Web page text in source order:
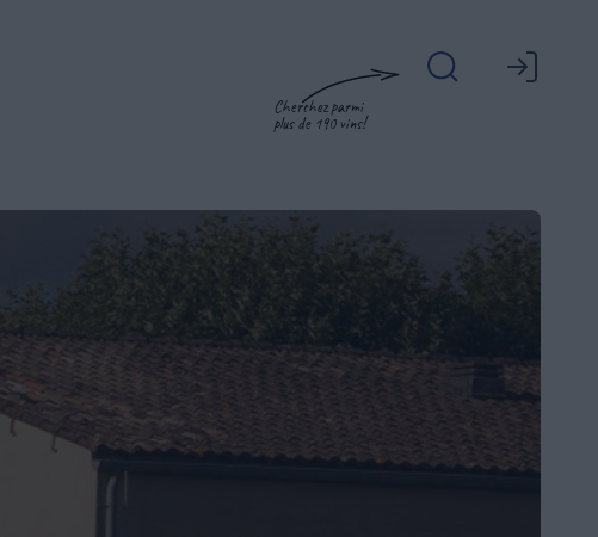
Cherchez parmi
plus de 190 vins!